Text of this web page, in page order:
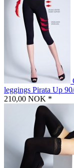
leggings Pirata Up
210,00 NOK *